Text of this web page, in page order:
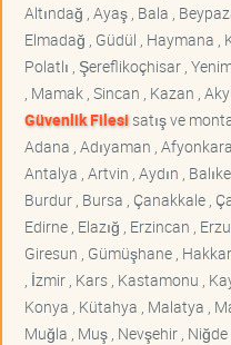
Altındağ , Ayaş , Bala ,
Elmadağ , Güdül , Haymana ,
Polatlı , Şereflikoçhisar ,
, Mamak , Sincan , Kazan ,
Güvenlik Filesisatış ve
Adana , Adıyaman ,
Antalya , Artvin , Aydın ,
Burdur , Bursa , Çanakkale ,
Edirne , Elazığ , Erzincan ,
Giresun , Gümüşhane ,
, İzmir , Kars , Kastamonu ,
Konya , Kütahya , Malatya ,
Muğla , Muş , Nevşehir , Niğde